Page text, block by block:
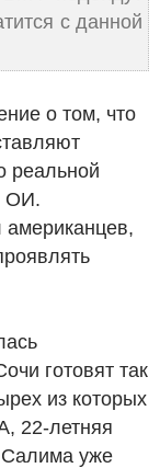
с данной
о том, что
реальной
ОИ.
готовят так
из которых
22-летняя
Салима уже